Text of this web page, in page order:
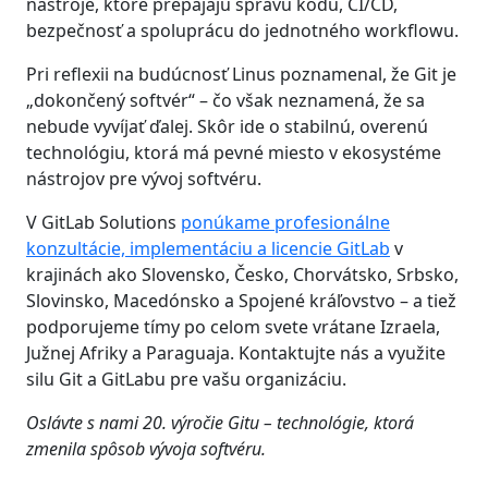
bezpečnosť a spoluprácu do jednotného workflowu.
Pri reflexii na budúcnosť Linus poznamenal, že Git je
„dokončený softvér“ – čo však neznamená, že sa
nebude vyvíjať ďalej. Skôr ide o stabilnú, overenú
technológiu, ktorá má pevné miesto v ekosystéme
nástrojov pre vývoj softvéru.
V GitLab Solutions ponúkame profesionálne
konzultácie, implementáciu a licencie GitLab v
krajinách ako Slovensko, Česko, Chorvátsko, Srbsko,
Slovinsko, Macedónsko a Spojené kráľovstvo – a tiež
podporujeme tímy po celom svete vrátane Izraela,
Južnej Afriky a Paraguaja. Kontaktujte nás a využite
silu Git a GitLabu pre vašu organizáciu.
Oslávte s nami 20. výročie Gitu – technológie, ktorá
zmenila spôsob vývoja softvéru.